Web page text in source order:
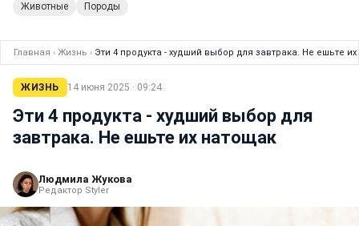
Животные Породы
Главная › Жизнь › Эти 4 продукта - худший выбор для завтрака. Не ешьте
ЖИЗНЬ 14 июня 2025 · 09:24
Эти 4 продукта - худший выбор для
завтрака. Не ешьте их натощак
Людмила Жукова
Редактор Styler